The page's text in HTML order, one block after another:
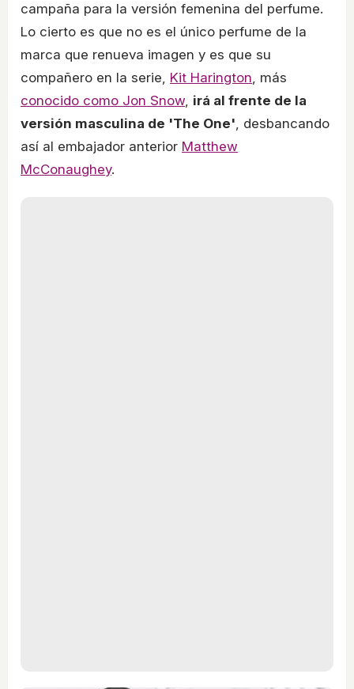
campaña para la versión femenina del perfume.
Lo cierto es que no es el único perfume de la
marca que renueva imagen y es que su
compañero en la serie, Kit Harington, más
conocido como Jon Snow, irá al frente de la
versión masculina de 'The One', desbancando
así al embajador anterior Matthew
McConaughey.